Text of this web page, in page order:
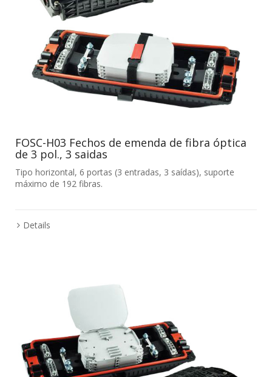
FOSC-H03 Fechos de emenda de fibra óptica
de 3 pol., 3 saidas
Tipo horizontal, 6 portas (3 entradas, 3 saídas), suporte
máximo de 192 fibras.
Details